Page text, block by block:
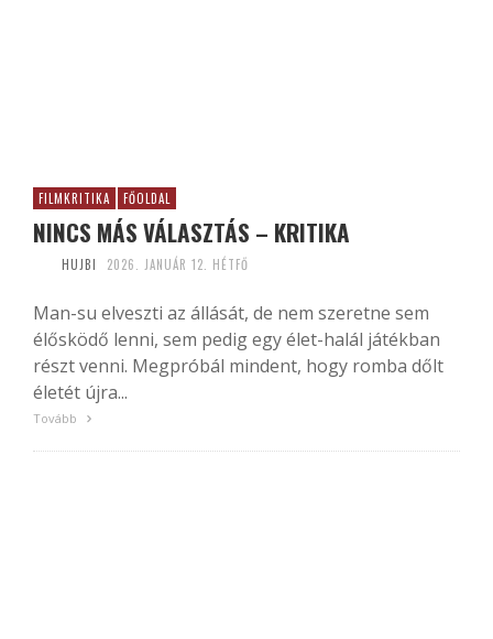
FILMKRITIKA FŐOLDAL
NINCS MÁS VÁLASZTÁS – KRITIKA
HUJBI 2026. JANUÁR 12. HÉTFŐ
Man-su elveszti az állását, de nem szeretne sem
élősködő lenni, sem pedig egy élet-halál játékban
részt venni. Megpróbál mindent, hogy romba dőlt
életét újra...
Tovább